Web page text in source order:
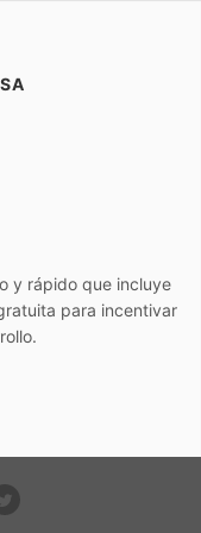
y rápido que incluye
para incentivar